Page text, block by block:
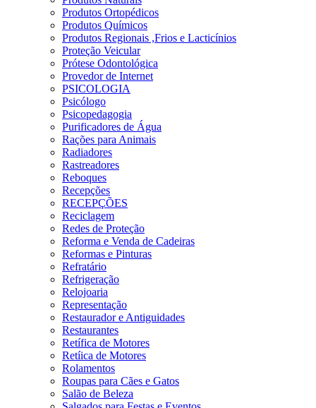
Produtos Ortopédicos
Produtos Químicos
Produtos Regionais ,Frios e Lacticínios
Proteção Veicular
Prótese Odontológica
Provedor de Internet
PSICOLOGIA
Psicólogo
Psicopedagogia
Purificadores de Água
Rações para Animais
Radiadores
Rastreadores
Reboques
Recepções
RECEPÇÕES
Reciclagem
Redes de Proteção
Reforma e Venda de Cadeiras
Reformas e Pinturas
Refratário
Refrigeração
Relojoaria
Representação
Restaurador e Antiguidades
Restaurantes
Retífica de Motores
Retíica de Motores
Rolamentos
Roupas para Cães e Gatos
Salão de Beleza